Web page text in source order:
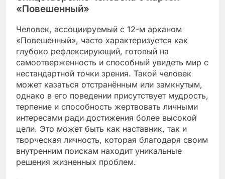
«Повешенный»
Человек, ассоциируемый с 12-м арканом
«Повешенный», часто характеризуется как
глубоко рефлексирующий, готовый на
самоотверженность и способный увидеть мир с
нестандартной точки зрения. Такой человек
может казаться отстранённым или замкнутым,
однако в его поведении присутствует мудрость,
терпение и способность жертвовать личными
интересами ради достижения более высокой
цели. Это может быть как наставник, так и
творческая личность, которая благодаря своим
внутренним поискам находит уникальные
решения жизненных проблем.